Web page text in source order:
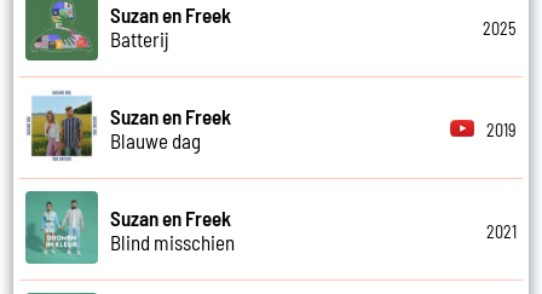
Suzan en Freek
Batterij
2025
Suzan en Freek
Blauwe dag
2019
Suzan en Freek
Blind misschien
2021